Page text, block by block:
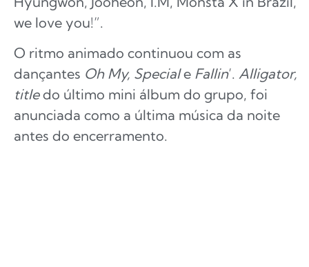
we love you!”.
O ritmo animado continuou com as
dançantes Oh My, Speciale Fallin’. Alligator,
titledo último mini álbum do grupo, foi
anunciada como a última música da noite
antes do encerramento.